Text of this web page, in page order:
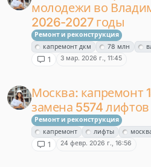
молодежи во
2026-2027 годы
Ремонт и реконструкция
капремонт дкм
78 млн
1 3 мар. 2026 г., 11:45
Москва: капремонт
замена 5574
Ремонт и реконструкция
капремонт
лифты
1 24 февр. 2026 г., 16:56